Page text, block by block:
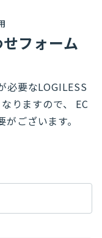
フォーム
必要なLOGILESS
りますので、
EC
ございます。